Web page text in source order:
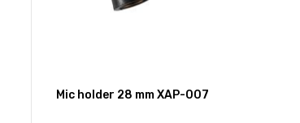
Mic holder 28 mm XAP-007